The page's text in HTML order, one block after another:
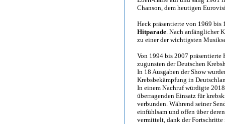
Chanson, dem heutigen
Heck präsentierte von 1969 bis
Hitparade. Nach anfänglicher
zu einer der wichtigsten
Von 1994 bis 2007
zugunsten der Deutschen
In 18 Ausgaben der Show
Krebsbekämpfung in
In einem Nachruf würdigte
überragenden Einsatz für
verbunden. Während seiner
einfühlsam und offen über
vermittelt, dank der